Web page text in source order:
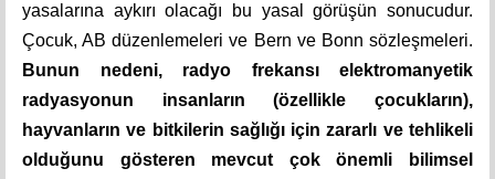
yasalarına aykırı olacağı bu yasal görüşün sonucudur.
Çocuk, AB düzenlemeleri ve Bern ve Bonn sözleşmeleri.
Bunun nedeni, radyo frekansı elektromanyetik
radyasyonun insanların (özellikle çocukların),
hayvanların ve bitkilerin sağlığı için zararlı ve tehlikeli
olduğunu gösteren mevcut çok önemli bilimsel